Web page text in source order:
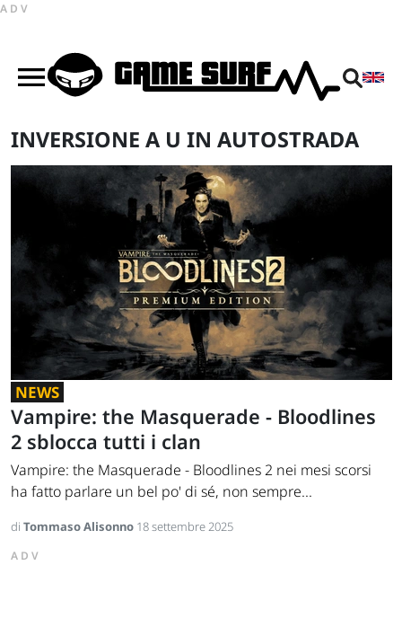
ADV
INVERSIONE A U IN AUTOSTRADA
NEWS
Vampire: the Masquerade - Bloodlines
2 sblocca tutti i clan
Vampire: the Masquerade - Bloodlines 2 nei mesi scorsi
ha fatto parlare un bel po' di sé, non sempre...
di Tommaso Alisonno 18 settembre 2025
ADV